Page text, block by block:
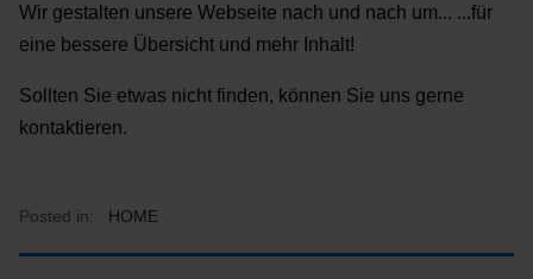
Wir gestalten unsere Webseite nach und nach um... ...für
eine bessere Übersicht und mehr Inhalt!
Sollten Sie etwas nicht finden, können Sie uns gerne
kontaktieren.
Posted in: HOME